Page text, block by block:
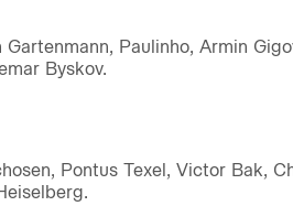
Paulinho, Armin
Byskov.
Pontus Texel, Victor Bak,